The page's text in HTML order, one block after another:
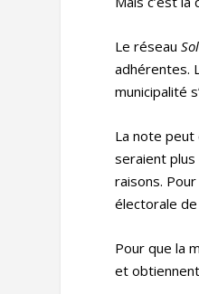
Le réseau
adhérentes.
municipalité
La note peut
seraient
raisons.
électorale
Pour que la
et